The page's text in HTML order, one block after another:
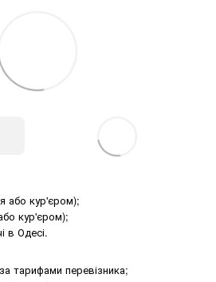
або кур'єром);
кур'єром);
в Одесі.
тарифами перевізника;